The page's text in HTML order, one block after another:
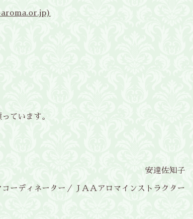
aroma.or.jp)
ています。
安達佐知子
コーディネーター／ＪＡＡアロマインストラクター